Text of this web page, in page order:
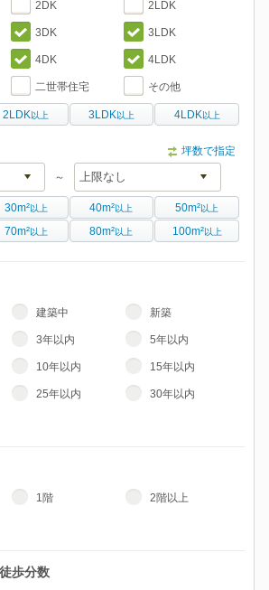
2DK 2LDK
3DK 3LDK
4DK 4LDK
二世帯住宅 その他
2LDK 以上 3LDK 以上 4LDK 以上
坪数で指定
～
30m²以上 40m²以上 50m²以上
70m²以上 80m²以上 100m²以上
建築中 新築
3年以内 5年以内
10年以内 15年以内
25年以内 30年以内
1階 2階以上
歩分数